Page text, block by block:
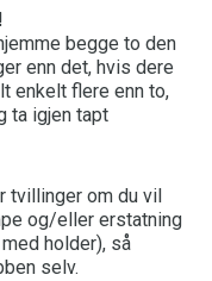
begge to den
enn det, hvis dere
enkelt flere enn to,
ta igjen tapt
tvillinger om du vil
og/eller erstatning
holder), så
selv.